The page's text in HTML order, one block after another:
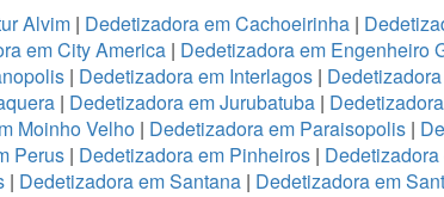
Alvim | Dedetizadora em Cachoeirinha |
em City America | Dedetizadora em Engenheiro
| Dedetizadora em Interlagos |
| Dedetizadora em Jurubatuba |
Moinho Velho | Dedetizadora em Paraisopolis |
Perus | Dedetizadora em Pinheiros |
| Dedetizadora em Santana| Dedetizadora em